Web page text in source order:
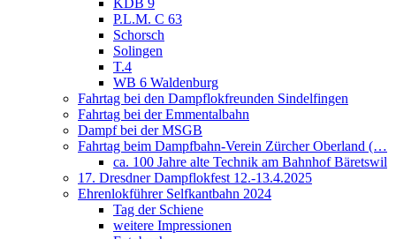
KDB 9
P.L.M. C 63
Schorsch
Solingen
T.4
WB 6 Waldenburg
Fahrtag bei den Dampflokfreunden Sindelfingen
Fahrtag bei der Emmentalbahn
Dampf bei der MSGB
Fahrtag beim Dampfbahn-Verein Zürcher Oberland (…
ca. 100 Jahre alte Technik am Bahnhof Bäretswil
17. Dresdner Dampflokfest 12.-13.4.2025
Ehrenlokführer Selfkantbahn 2024
Tag der Schiene
weitere Impressionen